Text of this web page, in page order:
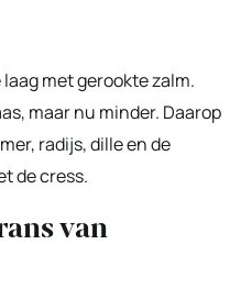
met gerookte zalm.
maar nu minder. Daarop
radijs, dille en de
de cress.
van